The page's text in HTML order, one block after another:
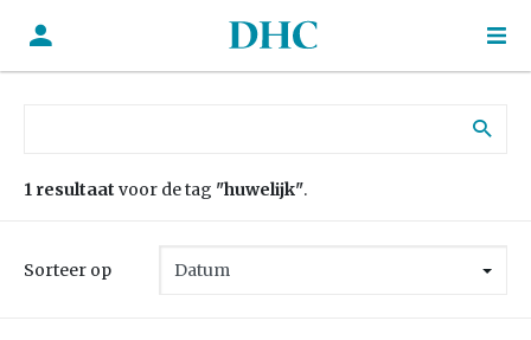
1 resultaat voor de tag "huwelijk".
Sorteer op